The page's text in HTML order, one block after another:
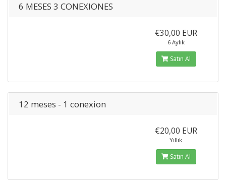
6 MESES 3 CONEXIONES
€30,00 EUR
6 Aylık
Satın Al
12 meses - 1 conexion
€20,00 EUR
Yıllık
Satın Al